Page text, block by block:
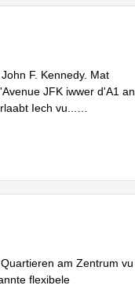
F. Kennedy. Mat
JFK iwwer d'A1 an
Iech vu
am Zentrum vu
flexibele